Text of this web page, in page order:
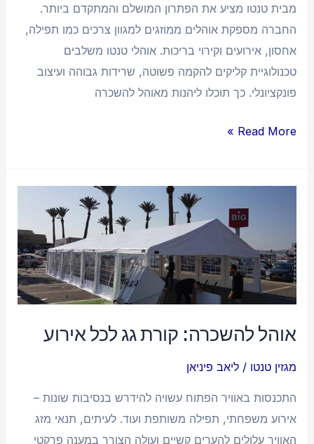
מבית טנטו מציע את הפתרון המושלם והמתקדם ביותר.
החברה מספקת אוהלים ממוזגים למגוון צרכים כמו תפילה,
אחסון, אירועים וקירוי בריכות. אוהלי טנטו משלבים
טכנולוגיית קליקים להקמה פשוטה, שרידות גבוהה ועיצוב
פונקציונלי. כך תוכלו ליהנות מאוהל להשכרה
Read More »
אוהל להשכרה: קורת גג לכל אירוע
מגזין טנטו /ליאב פיניאן
התכנסות באוויר הפתוח עשויה להידרש בנסיבות שונות –
אירוע משפחתי, תפילה משותפת ועוד. לעיתים, תנאי מזג
האוויר עלולים להערים קשיים ועולה הצורך במענה פרקטי
גג
לכל
אירוע